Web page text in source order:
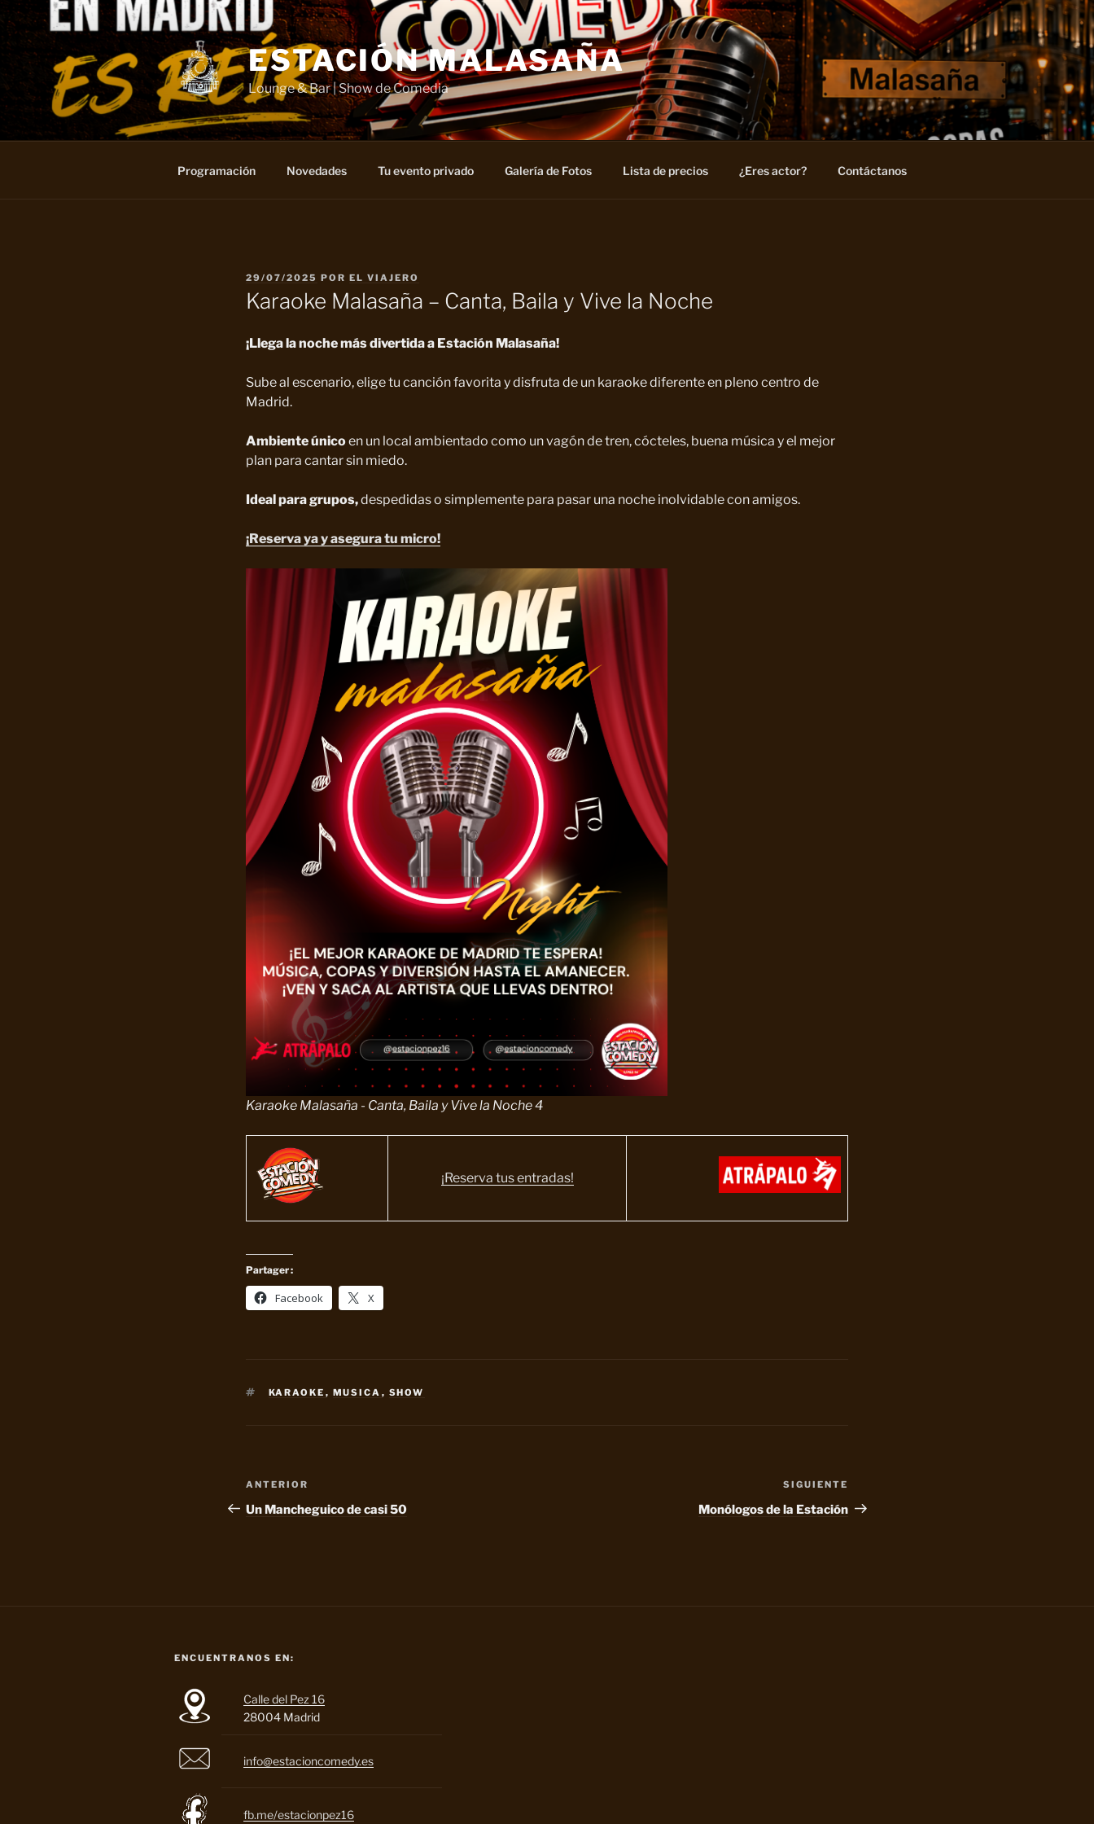
Saltar
al
contenido
ESTACIÓN MALASAÑA
Lounge & Bar | Show de Comedia
Programación Novedades Tu evento privado Galería de Fotos Lista de precios ¿Eres actor? Contáctanos
PUBLICADO
EL
29/07/2025 POR EL VIAJERO
Karaoke Malasaña – Canta, Baila y Vive la Noche
¡Llega la noche más divertida a Estación Malasaña!
Sube al escenario, elige tu canción favorita y disfruta de un karaoke diferente en pleno centro de
Madrid.
Ambiente únicoen un local ambientado como un vagón de tren, cócteles, buena música y el mejor
plan para cantar sin miedo.
Ideal para grupos,despedidas o simplemente para pasar una noche inolvidable con amigos.
¡Reserva ya y asegura tu micro!
Karaoke Malasaña - Canta, Baila y Vive la Noche 4
¡Reserva tus entradas!
Partager :
Facebook X
ETIQUETAS
KARAOKE , MUSICA , SHOW
Navegación
de
Entrada
anterior:
ANTERIOR
Un Mancheguico de casi 50
entrada
SIGUIENTE
Monólogos de la Estación
ENCUENTRANOS EN:
Calle del Pez 16
28004 Madrid
info@estacioncomedy.es
fb.me/estacionpez16